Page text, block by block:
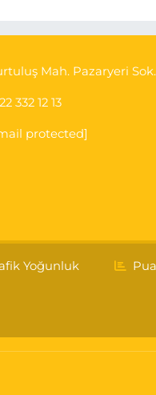
Mah. Pazaryeri
332 12 13
protected]
Yoğunluk